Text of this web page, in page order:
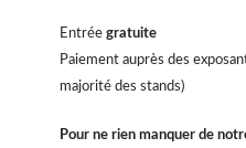
Entrée gratuite
Paiement auprès des
majorité des stands)
Pour ne rien manquer de